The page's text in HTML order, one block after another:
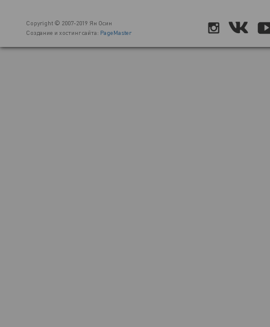
Copyright © 2007-2019 Ян Осин
Создание и хостинг сайта: PageMaster